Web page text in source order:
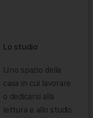
Lo studio
Uno spazio della
casa in cui lavorare
o dedicarsi alla
lettura e allo studio